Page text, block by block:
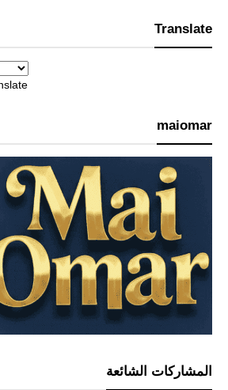
Translate
maiomar
المشاركات الشائعة